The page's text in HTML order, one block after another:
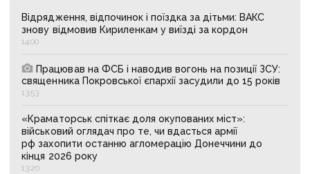
Відрядження, відпочинок і поїздка за дітьми: ВАКС
знову відмовив Кириленкам у виїзді за кордон
14:00
Працював на ФСБ і наводив вогонь на позиції ЗСУ:
священника Покровської єпархії засудили до 15 років
13:53
«Краматорськ спіткає доля окупованих міст»:
військовий оглядач про те, чи вдасться армії
рф захопити останню агломерацію Донеччини до
кінця 2026 року
13:20